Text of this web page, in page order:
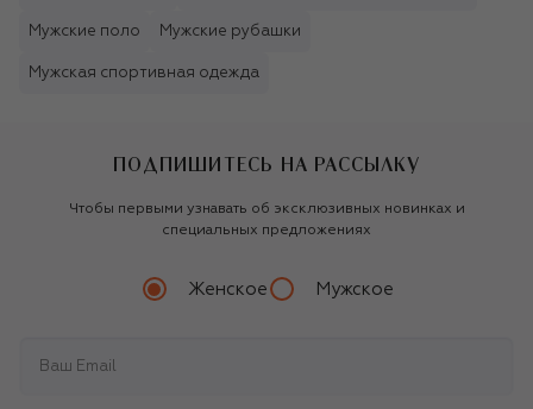
Мужские поло Мужские рубашки
Мужская спортивная одежда
ПОДПИШИТЕСЬ НА РАССЫЛКУ
Чтобы первыми узнавать об эксклюзивных новинках и
специальных предложениях
Женское Мужское